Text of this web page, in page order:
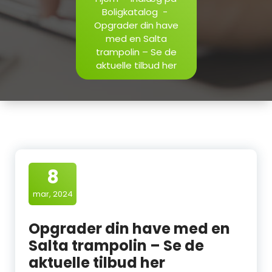
Boligkatalog -
Opgrader din have
med en Salta
trampolin – Se de
aktuelle tilbud her
8
mar, 2024
Opgrader din have med en
Salta trampolin – Se de
aktuelle tilbud her